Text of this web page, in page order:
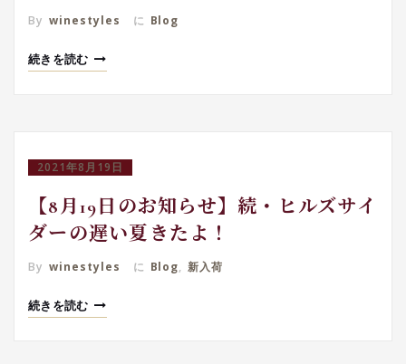
By winestyles に Blog
続きを読む
2021年8月19日
【8月19日のお知らせ】続・ヒルズサイ
ダーの遅い夏きたよ！
By winestyles に Blog, 新入荷
続きを読む